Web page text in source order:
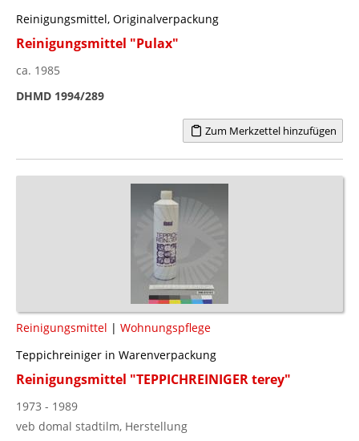
Reinigungsmittel, Originalverpackung
Reinigungsmittel "Pulax"
ca. 1985
DHMD 1994/289
Zum Merkzettel hinzufügen
Reinigungsmittel | Wohnungspflege
Teppichreiniger in Warenverpackung
Reinigungsmittel "TEPPICHREINIGER terey"
1973 - 1989
veb domal stadtilm, Herstellung